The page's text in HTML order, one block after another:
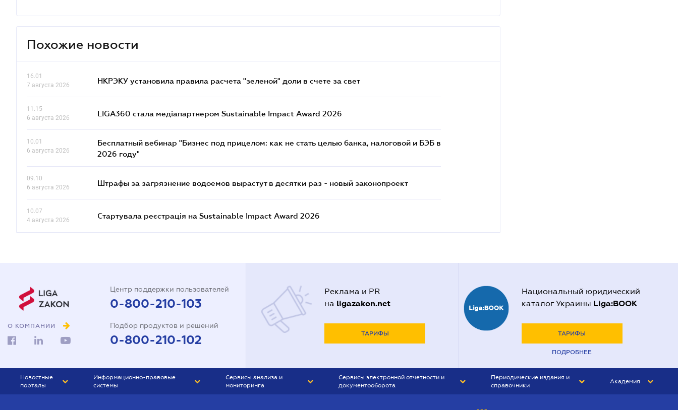
Похожие новости
16.01
7 августа 2026
НКРЭКУ установила правила расчета "зеленой" доли в счете за свет
11.15
6 августа 2026
LIGA360 стала медіапартнером Sustainable Impact Award 2026
10.01
6 августа 2026
Бесплатный вебинар "Бизнес под прицелом: как не стать целью банка, налоговой и БЭБ в
2026 году"
09.10
6 августа 2026
Штрафы за загрязнение водоемов вырастут в десятки раз - новый законопроект
10.07
4 августа 2026
Стартувала реєстрація на Sustainable Impact Award 2026
О КОМПАНИИ
Центр поддержки пользователей
0-800-210-103
Подбор продуктов и решений
0-800-210-102
Реклама и PR
на ligazakon.net
ТАРИФЫ
Национальный юридический
каталог Украины Liga:BOOK
ТАРИФЫ
ПОДРОБНЕЕ
Новостные
порталы
Информационно-правовые
системы
Сервисы анализа и
мониторинга
Сервисы электронной отчетности и
документооборота
Периодические издания и
справочники
Академия